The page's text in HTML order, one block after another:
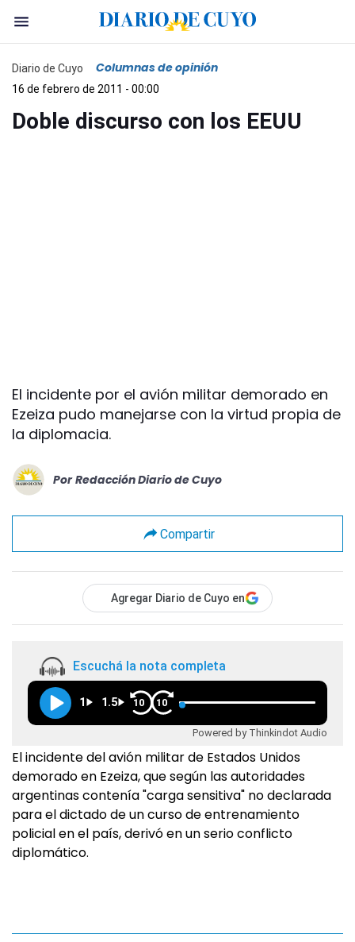
Diario de Cuyo Columnas de opinión
16 de febrero de 2011 - 00:00
Doble discurso con los EEUU
El incidente por el avión militar demorado en
Ezeiza pudo manejarse con la virtud propia de
la diplomacia.
Por Redacción Diario de Cuyo
Compartir
Agregar Diario de Cuyo en
Escuchá la nota completa
1 1.5 10 10
Powered by Thinkindot Audio
El incidente del avión militar de Estados Unidos
demorado en Ezeiza, que según las autoridades
argentinas contenía "carga sensitiva" no declarada
para el dictado de un curso de entrenamiento
policial en el país, derivó en un serio conflicto
diplomático.